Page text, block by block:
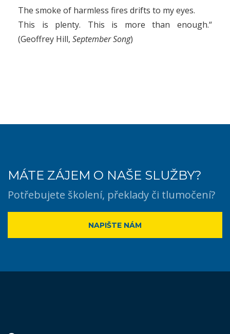
The smoke of harmless fires drifts to my eyes.
This is plenty. This is more than enough.“
(Geoffrey Hill, September Song)
MÁTE ZÁJEM O NAŠE SLUŽBY?
Potřebujete školení, překlady či tlumočení?
NAPIŠTE NÁM